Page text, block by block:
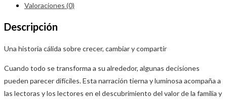
Valoraciones (0)
Descripción
Una historia cálida sobre crecer, cambiar y compartir
Cuando todo se transforma a su alrededor, algunas decisiones
pueden parecer difíciles. Esta narración tierna y luminosa acompaña a
las lectoras y los lectores en el descubrimiento del valor de la familia y